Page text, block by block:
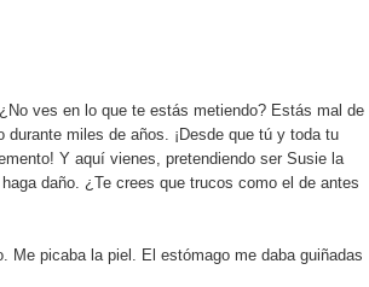
ves en lo que te estás metiendo? Estás mal de
miles de años. ¡Desde que tú y toda tu
Y aquí vienes, pretendiendo ser Susie la
daño. ¿Te crees que trucos como el de antes
picaba la piel. El estómago me daba guiñadas